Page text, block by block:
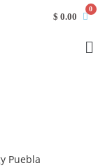
$ 0.00